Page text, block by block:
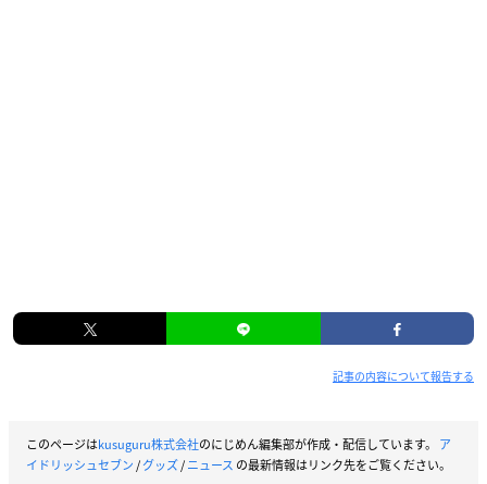
記事の内容について報告する
このページはkusuguru株式会社のにじめん編集部が作成・配信しています。 ア
イドリッシュセブン/グッズ/ニュース の最新情報はリンク先をご覧ください。